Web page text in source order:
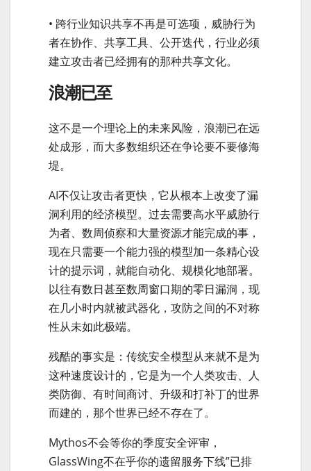
• 跨行业知识共享不再是可选项，威胁行为
者在协作、共享工具、公开迭代，行业必须
建立攻击者已经拥有的那种共享文化。
浪潮已至
这不是一个理论上的未来风险，浪潮已在远
处成形，而大多数组织还在争论要不要修海
堤。
AI不仅让攻击者更快，它从根本上改变了漏
洞利用的经济模型。过去需要高水平威胁行
为者、数周侦察和大量资源才能完成的事，
现在只需要一个能力强的模型加一条精心设
计的提示词，就能自动化、规模化地部署。
以往有数日甚至数周窗口期的零日漏洞，现
在几小时内就被武器化，攻防之间的不对称
性从未如此极端。
残酷的事实是：传统安全模型从来就不是为
这种速度设计的，它是为一个人类攻击、人
类防御、有时间商讨、升级和打补丁的世界
而建的，那个世界已经不存在了。
Mythos不会等你的季度安全评审，
GlassWing不在乎你的遗留服务下线”已排